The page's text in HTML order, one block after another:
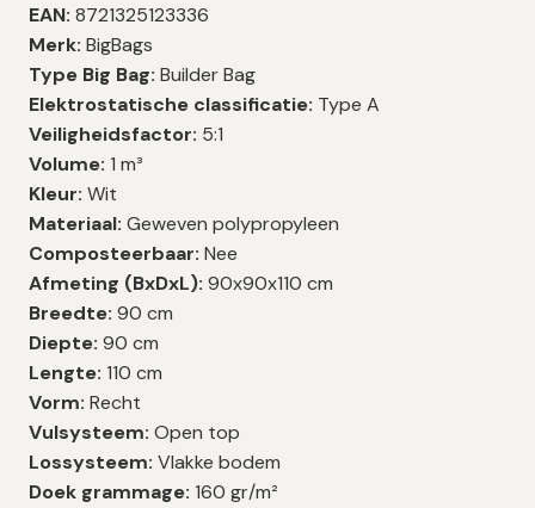
EAN: 8721325123336
Merk: BigBags
Type Big Bag: Builder Bag
Elektrostatische classificatie: Type A
Veiligheidsfactor: 5:1
Volume: 1 m³
Kleur: Wit
Materiaal: Geweven polypropyleen
Composteerbaar: Nee
Afmeting (BxDxL): 90x90x110 cm
Breedte: 90 cm
Diepte: 90 cm
Lengte: 110 cm
Vorm: Recht
Vulsysteem: Open top
Lossysteem: Vlakke bodem
Doek grammage: 160 gr/m²